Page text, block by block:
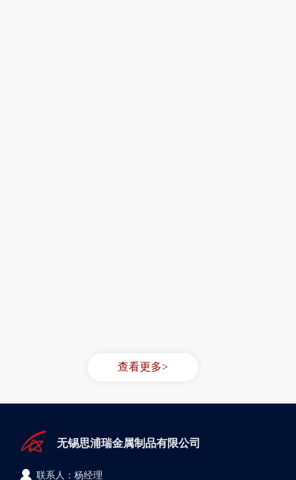
查看更多>
联系人：杨经理
无锡思浦瑞金属制品有限公司